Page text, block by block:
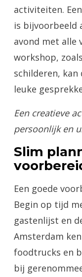
activiteiten.
is bijvoorbeeld
avond met alle
workshop,
schilderen, kan
leuke
Een creatieve
persoonlijk en
Slim
Een goede
Begin op tijd
gastenlijst en
Amsterdam
foodtrucks en
bij